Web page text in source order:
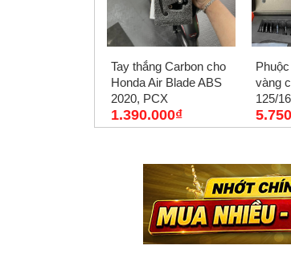
Tay thắng Carbon cho
Honda Air Blade ABS
2020, PCX
1.390.000₫
vàng
125/
chính